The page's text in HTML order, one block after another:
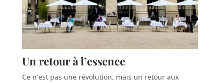
Un retour à l’essence
Ce n’est pas une révolution, mais un retour aux